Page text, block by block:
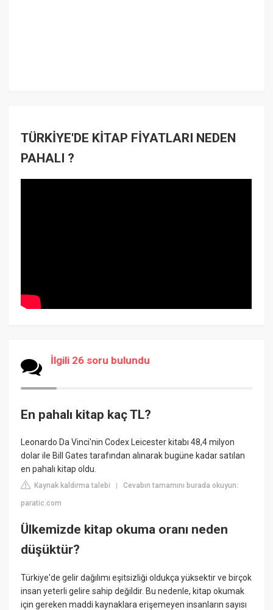
TÜRKİYE'DE KİTAP FİYATLARI NEDEN
PAHALI ?
İlgili 26 soru bulundu
En pahalı kitap kaç TL?
Leonardo Da Vinci'nin Codex Leicester kitabı 48,4 milyon
dolar ile Bill Gates tarafından alınarak bugüne kadar satılan
en pahalı kitap oldu.
Kaynak kaldırma talebi |Cevabın tamamını burada okuyun:
paratic.com
Ülkemizde kitap okuma oranı neden
düşüktür?
Türkiye'de gelir dağılımı eşitsizliği oldukça yüksektir ve birçok
insan yeterli gelire sahip değildir. Bu nedenle, kitap okumak
için gereken maddi kaynaklara erişemeyen insanların sayısı